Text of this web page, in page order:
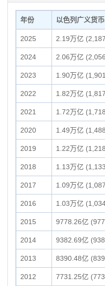
年份 以色列广义货
2025 2.19万亿
2024 2.06万亿
2023 1.90万亿
2022 1.82万亿
2021 1.72万亿
2020 1.49万亿
2019 1.22万亿
2018 1.13万亿
2017 1.09万亿
2016 1.03万亿
2015 9778.26亿
2014 9382.69亿
2013 8390.48亿
2012 7731.25亿